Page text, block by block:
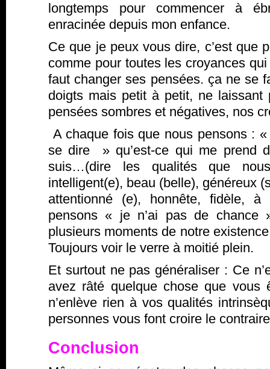
longtemps pour commencer à
enracinée depuis mon enfance.
Ce que je peux vous dire, c’est que
comme pour toutes les croyances
faut changer ses pensées. ça ne se
doigts mais petit à petit, ne laissant
pensées sombres et négatives, nos
A chaque fois que nous pensons :
se dire » qu’est-ce qui me prend
suis…(dire les qualités que
intelligent(e), beau (belle), généreux
attentionné (e), honnête, fidèle, à
pensons « je n’ai pas de chance
plusieurs moments de notre
Toujours voir le verre à moitié plein.
Et surtout ne pas généraliser : Ce
avez râté quelque chose que
n’enlève rien à vos qualités
personnes vous font croire le
Conclusion